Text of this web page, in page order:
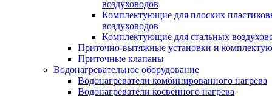
воздуховодов
Комплектующие для плоских
воздуховодов
Комплектующие для стальных
Приточно-вытяжные установки и
Приточные клапаны
Водонагревательное оборудование
Водонагреватели комбинированного нагрева
Водонагреватели косвенного нагрева